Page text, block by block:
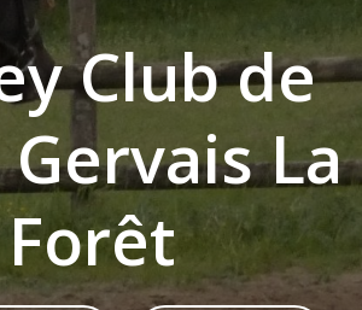
Club de
La
Forêt